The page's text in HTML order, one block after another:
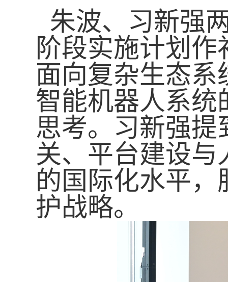
朱波、习新强
阶段实施计划
面向复杂生态
智能机器人系统
思考。 习新强提
关、平台建设
的国际化水平
护战略。